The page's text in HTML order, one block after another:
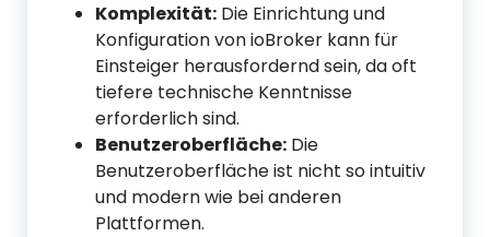
Komplexität: Die Einrichtung und
Konfiguration von ioBroker kann für
Einsteiger herausfordernd sein, da oft
tiefere technische Kenntnisse
erforderlich sind.
Benutzeroberfläche: Die
Benutzeroberfläche ist nicht so intuitiv
und modern wie bei anderen
Plattformen.